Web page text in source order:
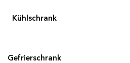
Kühlschrank
Gefrierschrank